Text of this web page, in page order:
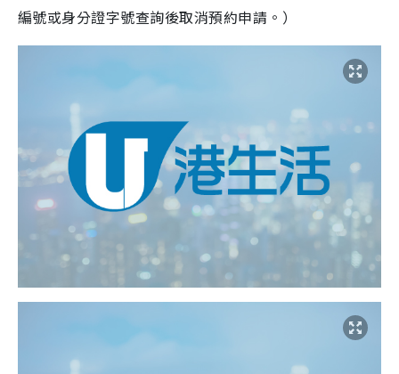
編號或身分證字號查詢後取消預約申請。）